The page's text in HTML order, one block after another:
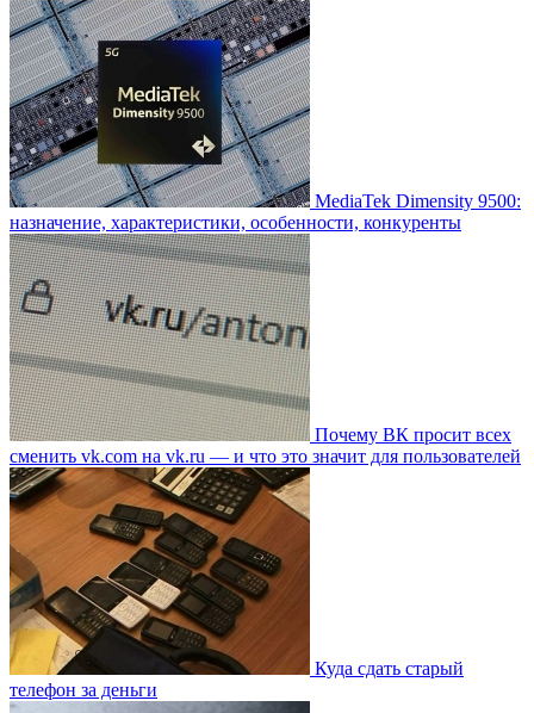
MediaTek Dimensity 9500:
назначение, характеристики, особенности, конкуренты
Почему ВК просит всех
сменить vk.com на vk.ru — и что это значит для пользователей
Куда сдать старый
телефон за деньги